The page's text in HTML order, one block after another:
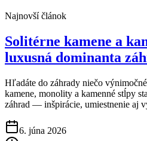
Najnovší článok
Solitérne kamene a
luxusná dominanta
Hľadáte do záhrady niečo
kamene, monolity a kamenné stĺpy
záhrad — inšpirácie, umiestnenie aj
6. júna 2026